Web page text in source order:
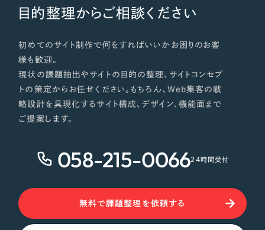
目的整理からご相談ください
初めてのサイト制作で何をすればいいかお困りのお客
様も歓迎。
現状の課題抽出やサイトの目的の整理、サイトコンセプ
トの策定からお任せください。もちろん、Web集客の戦
略設計を具現化するサイト構成、デザイン、機能面まで
ご提案します。
058-215-006624時間受付
無料で課題整理を依頼する